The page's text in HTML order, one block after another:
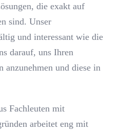
die exakt auf
sind. Unser
und interessant wie die
darauf, uns Ihren
anzunehmen und diese in
Fachleuten mit
arbeitet eng mit